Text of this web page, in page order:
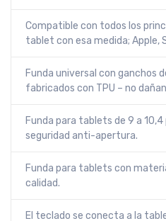
Compatible con todos los
tablet con esa medida; Apple,
Funda universal con ganchos
fabricados con TPU – no
Funda para tablets de 9 a
seguridad anti-apertura.
Funda para tablets con
calidad.
El teclado se conecta a la